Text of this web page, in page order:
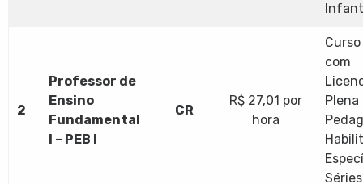
2
Professor de
Ensino
Fundamental
I – PEB I
CR
R$ 27,01 por
hora
com
Plena